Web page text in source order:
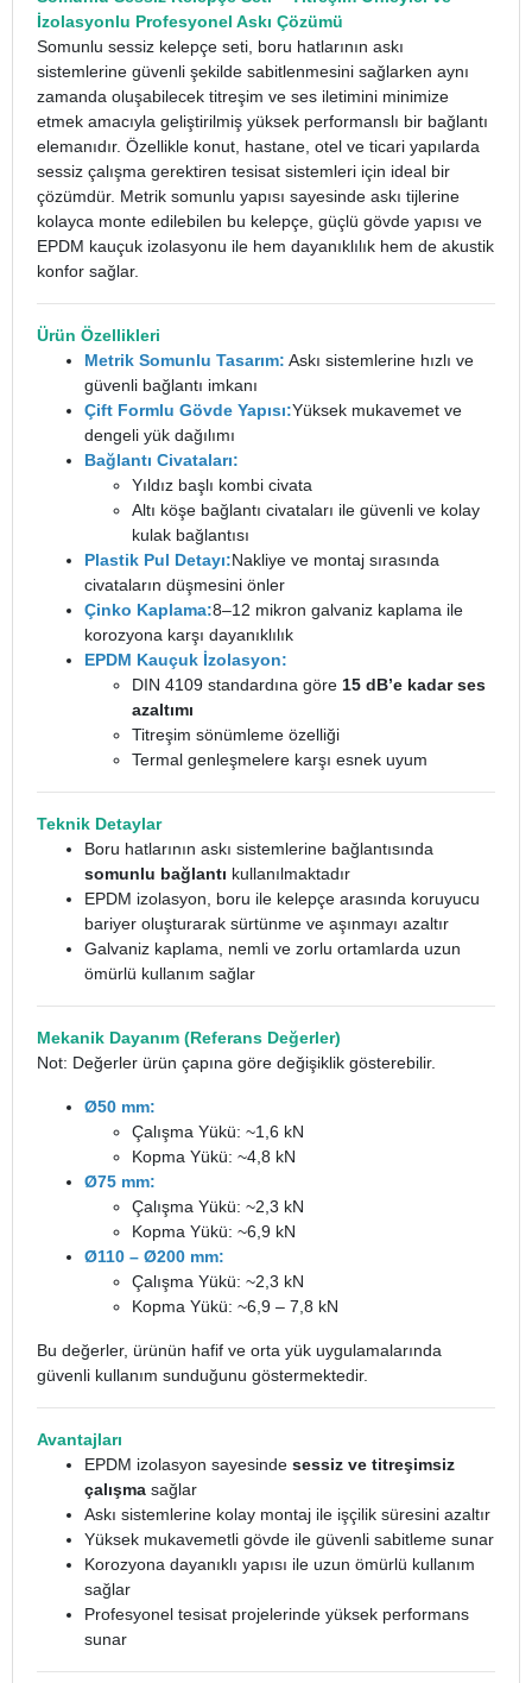
İzolasyonlu Profesyonel Askı Çözümü
Somunlu sessiz kelepçe seti, boru hatlarının askı
sistemlerine güvenli şekilde sabitlenmesini sağlarken aynı
zamanda oluşabilecek titreşim ve ses iletimini minimize
etmek amacıyla geliştirilmiş yüksek performanslı bir bağlantı
elemanıdır. Özellikle konut, hastane, otel ve ticari yapılarda
sessiz çalışma gerektiren tesisat sistemleri için ideal bir
çözümdür. Metrik somunlu yapısı sayesinde askı tijlerine
kolayca monte edilebilen bu kelepçe, güçlü gövde yapısı ve
EPDM kauçuk izolasyonu ile hem dayanıklılık hem de akustik
konfor sağlar.
Ürün Özellikleri
Metrik Somunlu Tasarım: Askı sistemlerine hızlı ve
güvenli bağlantı imkanı
Çift Formlu Gövde Yapısı:Yüksek mukavemet ve
dengeli yük dağılımı
Bağlantı Civataları:
Yıldız başlı kombi civata
Altı köşe bağlantı civataları ile güvenli ve kolay
kulak bağlantısı
Plastik Pul Detayı:Nakliye ve montaj sırasında
civataların düşmesini önler
Çinko Kaplama:8–12 mikron galvaniz kaplama ile
korozyona karşı dayanıklılık
EPDM Kauçuk İzolasyon:
DIN 4109 standardına göre 15 dB’e kadar ses
azaltımı
Titreşim sönümleme özelliği
Termal genleşmelere karşı esnek uyum
Teknik Detaylar
Boru hatlarının askı sistemlerine bağlantısında
somunlu bağlantı kullanılmaktadır
EPDM izolasyon, boru ile kelepçe arasında koruyucu
bariyer oluşturarak sürtünme ve aşınmayı azaltır
Galvaniz kaplama, nemli ve zorlu ortamlarda uzun
ömürlü kullanım sağlar
Mekanik Dayanım (Referans Değerler)
Not: Değerler ürün çapına göre değişiklik gösterebilir.
Ø50 mm:
Çalışma Yükü: ~1,6 kN
Kopma Yükü: ~4,8 kN
Ø75 mm:
Çalışma Yükü: ~2,3 kN
Kopma Yükü: ~6,9 kN
Ø110 – Ø200 mm:
Çalışma Yükü: ~2,3 kN
Kopma Yükü: ~6,9 – 7,8 kN
Bu değerler, ürünün hafif ve orta yük uygulamalarında
güvenli kullanım sunduğunu göstermektedir.
Avantajları
EPDM izolasyon sayesinde sessiz ve titreşimsiz
çalışma sağlar
Askı sistemlerine kolay montaj ile işçilik süresini azaltır
Yüksek mukavemetli gövde ile güvenli sabitleme sunar
Korozyona dayanıklı yapısı ile uzun ömürlü kullanım
sağlar
Profesyonel tesisat projelerinde yüksek performans
sunar